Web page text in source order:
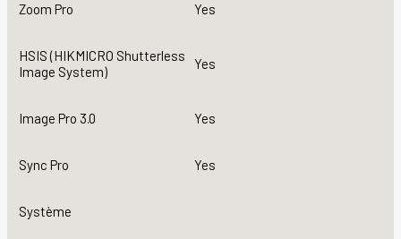
Zoom Pro Yes
HSIS (HIKMICRO Shutterless
Image System)
Yes
Image Pro 3.0 Yes
Sync Pro Yes
Système